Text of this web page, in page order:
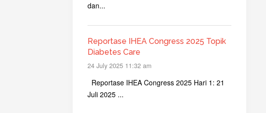
dan...
Reportase IHEA Congress 2025 Topik
Diabetes Care
24 July 2025 11:32 am
Reportase IHEA Congress 2025 Hari 1: 21
Juli 2025 ...